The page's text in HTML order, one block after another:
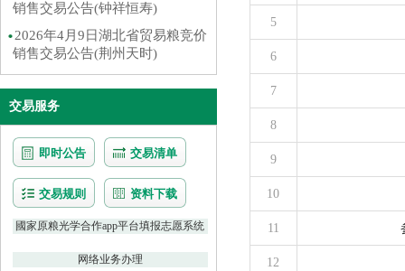
销售交易公告(钟祥恒寿)
2026年4月9日湖北省贸易粮竞价
销售交易公告(荆州天时)
交易服务
即时公告 交易清单
交易规则 资料下载
國家原粮光学合作app平台填报志愿系统
网络业务办理
5
6
7
8
9
10
11
12